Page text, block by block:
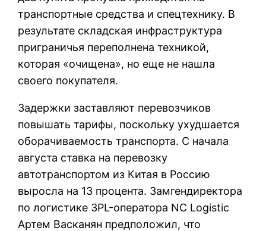
транспортные средства и спецтехнику. В
результате складская инфраструктура
приграничья переполнена техникой,
которая «очищена», но еще не нашла
своего покупателя.
Задержки заставляют перевозчиков
повышать тарифы, поскольку ухудшается
оборачиваемость транспорта. С начала
августа ставка на перевозку
автотранспортом из Китая в Россию
выросла на 13 процента. Замгендиректора
по логистике 3PL-оператора NC Logistic
Артем Васканян предположил, что